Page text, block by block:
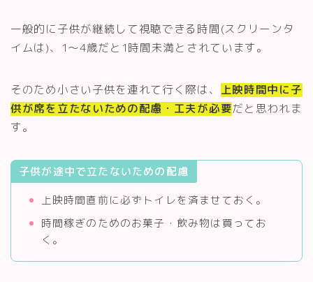
一般的に子供が継続して視聴できる時間(スクリーンタ
イムは)、1～4歳だと1時間未満とされています。
そのため小さい子供を連れて行く際は、 上映時間中に子
供が席を立たないための配慮・工夫が必要だと思われま
す。
子供が途中で立たないための配慮
上映時間直前に必ずトイレを済ませておく。
時間稼ぎのためのお菓子・飲み物は買ってお
く。